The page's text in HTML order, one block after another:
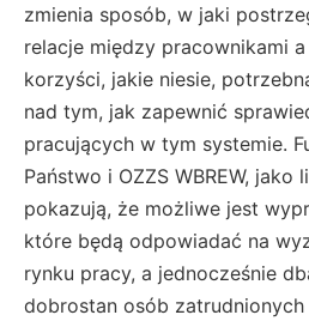
zmienia sposób, w jaki
relacje między pracownikami
korzyści, jakie niesie,
nad tym, jak zapewnić
pracujących w tym systemie.
Państwo i OZZS WBREW, jako
pokazują, że możliwe jest
które będą odpowiadać na
rynku pracy, a jednocześnie
dobrostan osób